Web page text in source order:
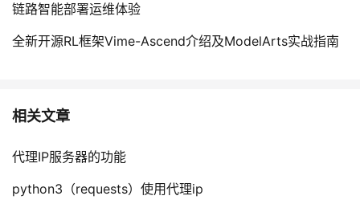
链路智能部署运维体验
全新开源RL框架Vime-Ascend介绍及ModelArts实战指南
相关文章
代理IP服务器的功能
python3（requests）使用代理ip